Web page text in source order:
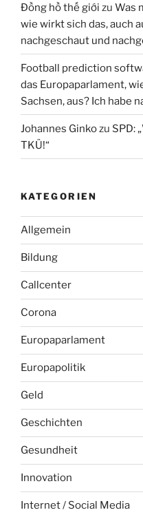
Đồng hồ thế giới zu Was
wie wirkt sich das, auch
nachgeschaut und
Football prediction
das Europaparlament,
Sachsen, aus? Ich habe
Johannes Ginkozu SPD:
TKÜ!“
KATEGORIEN
Allgemein
Bildung
Callcenter
Corona
Europaparlament
Europapolitik
Geld
Geschichten
Gesundheit
Innovation
Internet / Social Media